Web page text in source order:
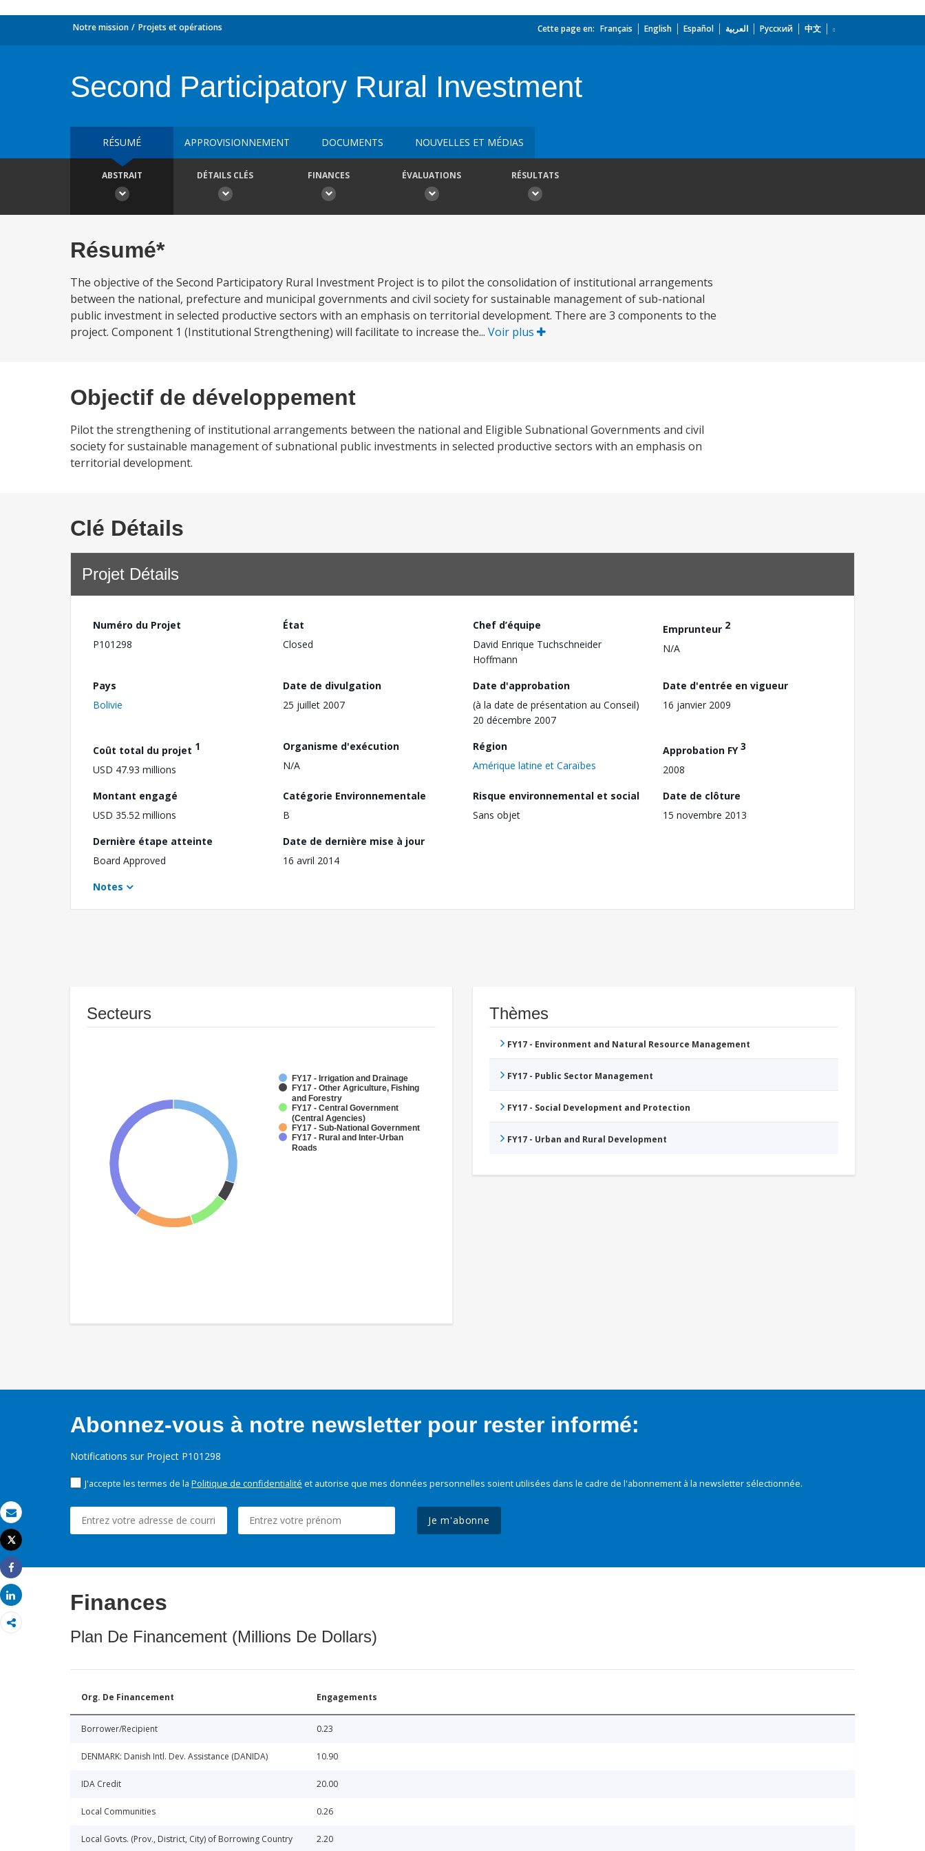
Email
Imprimer
Tweet
Share
Share
Notre mission Projets et opérations Cette page en: Français English Español العربية Русский 中文
Second Participatory Rural Investment
RÉSUMÉ APPROVISIONNEMENT DOCUMENTS NOUVELLES ET MÉDIAS
ABSTRAIT DÉTAILS CLÉS FINANCES ÉVALUATIONS RÉSULTATS
Résumé*
The objective of the Second Participatory Rural Investment Project is to pilot the consolidation of institutional arrangements
between the national, prefecture and municipal governments and civil society for sustainable management of sub-national
public investment in selected productive sectors with an emphasis on territorial development. There are 3 components to the
project. Component 1 (Institutional Strengthening) will facilitate to increase the... Voir plus
Objectif de développement
Pilot the strengthening of institutional arrangements between the national and Eligible Subnational Governments and civil
society for sustainable management of subnational public investments in selected productive sectors with an emphasis on
territorial development.
Clé Détails
Projet Détails
Numéro du Projet
P101298
État
Closed
Chef d’équipe
David Enrique Tuchschneider
Hoffmann
Emprunteur 2
N/A
Pays
Bolivie
Date de divulgation
25 juillet 2007
Date d'approbation
(à la date de présentation au Conseil)
20 décembre 2007
Date d'entrée en vigueur
16 janvier 2009
Coût total du projet 1
USD 47.93 millions
Organisme d'exécution
N/A
Région
Amérique latine et Caraïbes
Approbation FY3
2008
Montant engagé
USD 35.52 millions
Catégorie Environnementale
B
Risque environnemental et social
Sans objet
Date de clôture
15 novembre 2013
Dernière étape atteinte
Board Approved
Date de dernière mise à jour
16 avril 2014
Notes
Secteurs
FY17 - Irrigation and Drainage
FY17 - Other Agriculture, Fishing
and Forestry
FY17 - Central Government
(Central Agencies)
FY17 - Sub-National Government
FY17 - Rural and Inter-Urban
Roads
Thèmes
FY17 - Environment and Natural Resource Management
FY17 - Public Sector Management
FY17 - Social Development and Protection
FY17 - Urban and Rural Development
Abonnez-vous à notre newsletter pour rester informé:
Notifications sur Project P101298
J'accepte les termes de la Politique de confidentialité et autorise que mes données personnelles soient utilisées dans le cadre de l'abonnement à la newsletter sélectionnée.
Je m'abonne
Finances
Plan De Financement (Millions De Dollars)
Org. De Financement Engagements
Borrower/Recipient 0.23
DENMARK: Danish Intl. Dev. Assistance (DANIDA) 10.90
IDA Credit 20.00
Local Communities 0.26
Local Govts. (Prov., District, City) of Borrowing Country 2.20